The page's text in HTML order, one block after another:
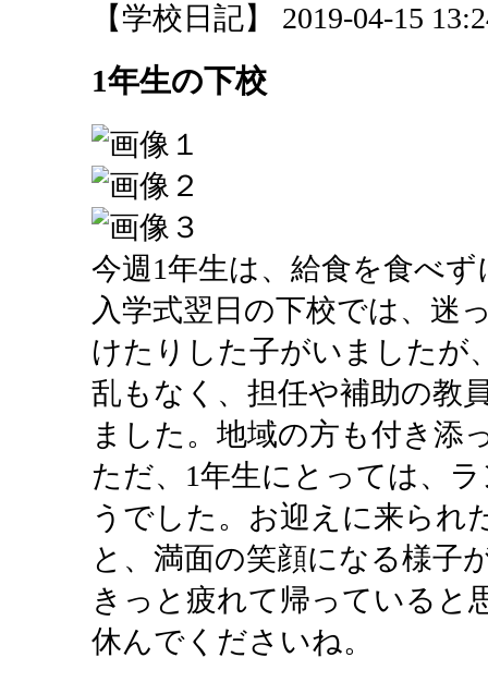
【学校日記】 2019-04-15
1年生の下校
今週1年生は、給食を食べ
入学式翌日の下校では、迷
けたりした子がいましたが
乱もなく、担任や補助の教
ました。地域の方も付き添
ただ、1年生にとっては、
うでした。お迎えに来られ
と、満面の笑顔になる様子
きっと疲れて帰っていると
休んでくださいね。